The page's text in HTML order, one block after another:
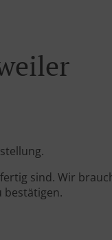
sind. Wir
bestätigen.